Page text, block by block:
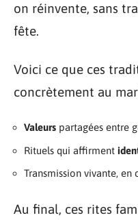
on réinvente, sans
fête.
Voici ce que ces
concrètement au
Valeurs partagées entre
Rituels qui affirment
Transmission vivante,
Au final, ces rites